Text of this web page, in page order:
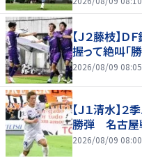
【Ｊ２藤枝】
握って絶叫「
2026/08/09 08:05
【Ｊ１清水】
勝弾 名古屋
2026/08/09 08:00